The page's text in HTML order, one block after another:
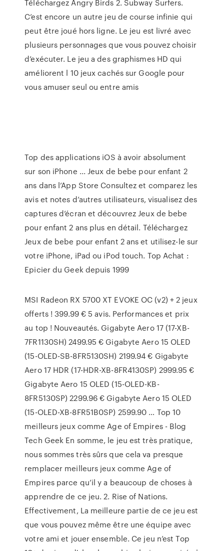
Téléchargez Angry Birds 2. Subway Surfers.
C’est encore un autre jeu de course infinie qui
peut être joué hors ligne. Le jeu est livré avec
plusieurs personnages que vous pouvez choisir
d’exécuter. Le jeu a des graphismes HD qui
améliorent l 10 jeux cachés sur Google pour
vous amuser seul ou entre amis
Top des applications iOS à avoir absolument
sur son iPhone ... ‎Jeux de bebe pour enfant 2
ans dans l’App Store ‎Consultez et comparez les
avis et notes d’autres utilisateurs, visualisez des
captures d’écran et découvrez Jeux de bebe
pour enfant 2 ans plus en détail. Téléchargez
Jeux de bebe pour enfant 2 ans et utilisez-le sur
votre iPhone, iPad ou iPod touch. Top Achat :
Epicier du Geek depuis 1999
MSI Radeon RX 5700 XT EVOKE OC (v2) + 2 jeux
offerts ! 399.99 € 5 avis. Performances et prix
au top ! Nouveautés. Gigabyte Aero 17 (17-XB-
7FR1130SH) 2499.95 € Gigabyte Aero 15 OLED
(15-OLED-SB-8FR5130SH) 2199.94 € Gigabyte
Aero 17 HDR (17-HDR-XB-8FR4130SP) 2999.95 €
Gigabyte Aero 15 OLED (15-OLED-KB-
8FR5130SP) 2299.96 € Gigabyte Aero 15 OLED
(15-OLED-XB-8FR51B0SP) 2599.90 … Top 10
meilleurs jeux comme Age of Empires - Blog
Tech Geek En somme, le jeu est très pratique,
nous sommes très sûrs que cela va presque
remplacer meilleurs jeux comme Age of
Empires parce qu’il y a beaucoup de choses à
apprendre de ce jeu. 2. Rise of Nations.
Effectivement, La meilleure partie de ce jeu est
que vous pouvez même être une équipe avec
votre ami et jouer ensemble. Ce jeu n’est Top